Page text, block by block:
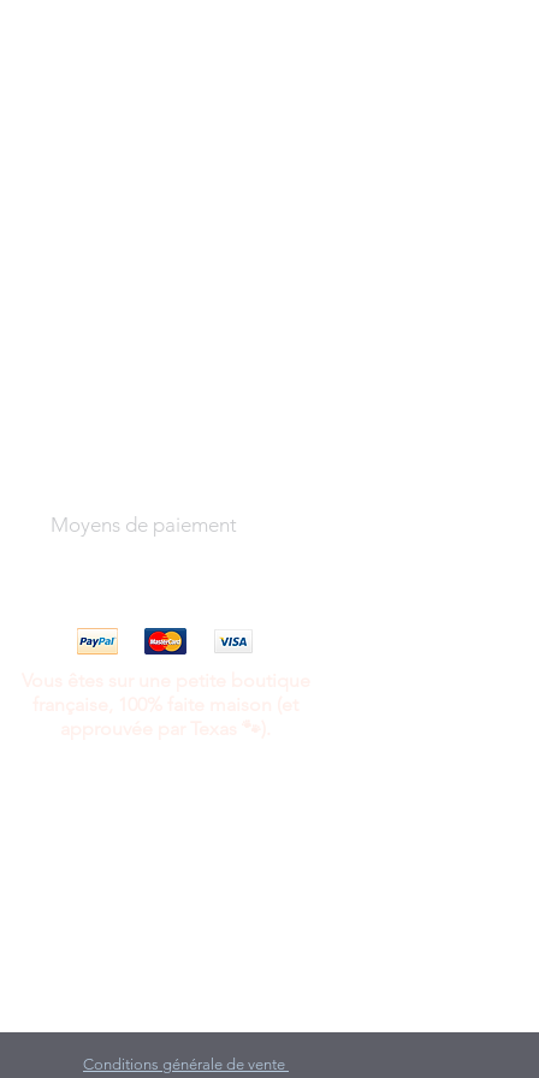
Moyens de paiement
Conditions générale de vente